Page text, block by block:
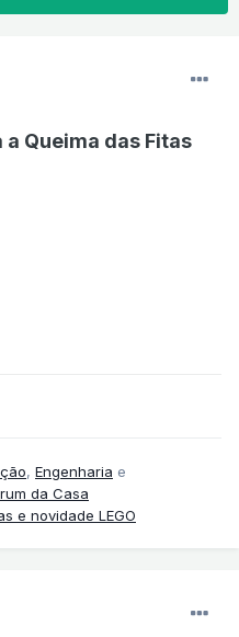
a Queima das Fitas
, Engenharia e
da Casa
e novidade LEGO